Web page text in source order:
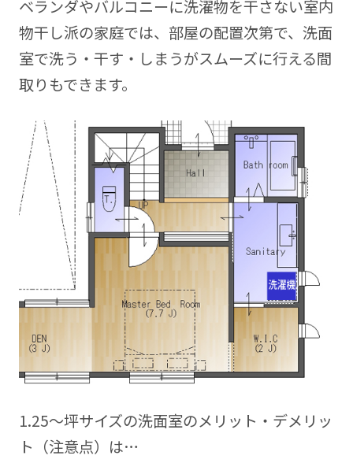
ベランダやバルコニーに洗濯物を干さない室内
物干し派の家庭では、部屋の配置次第で、洗面
室で洗う・干す・しまうがスムーズに行える間
取りもできます。
1.25～坪サイズの洗面室のメリット・デメリッ
ト（注意点）は…